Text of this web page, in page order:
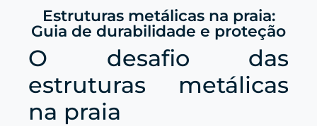
Estruturas metálicas na praia:
Guia de durabilidade e proteção
O desafio das
estruturas metálicas
na praia